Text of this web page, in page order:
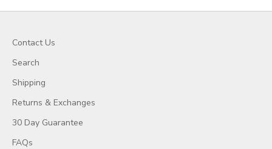
Contact Us
Search
Shipping
Returns & Exchanges
30 Day Guarantee
FAQs